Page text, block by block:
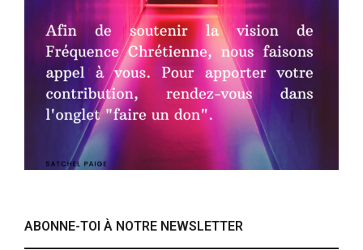
ABONNE-TOI À NOTRE NEWSLETTER